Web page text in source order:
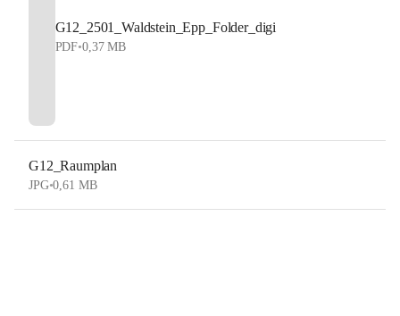
G12_2501_Waldstein_Epp_Folder_digi
PDF•0,37 MB
G12_Raumplan
JPG•0,61 MB